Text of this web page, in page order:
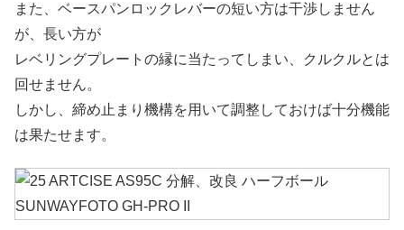
また、ベースパンロックレバーの短い方は干渉しません
が、長い方が
レベリングプレートの縁に当たってしまい、クルクルとは
回せません。
しかし、締め止まり機構を用いて調整しておけば十分機能
は果たせます。